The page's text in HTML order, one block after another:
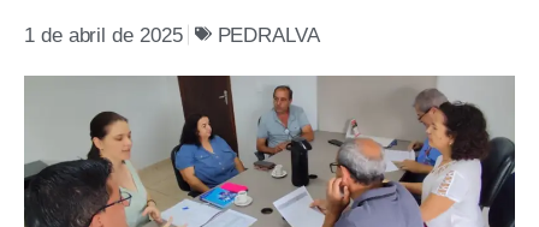
1 de abril de 2025 PEDRALVA